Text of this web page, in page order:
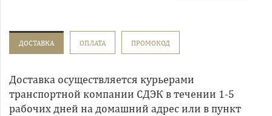
ДОСТАВКА ОПЛАТА ПРОМОКОД
Доставка осуществляется курьерами
транспортной компании СДЭК в течении 1-5
рабочих дней на домашний адрес или в пункт